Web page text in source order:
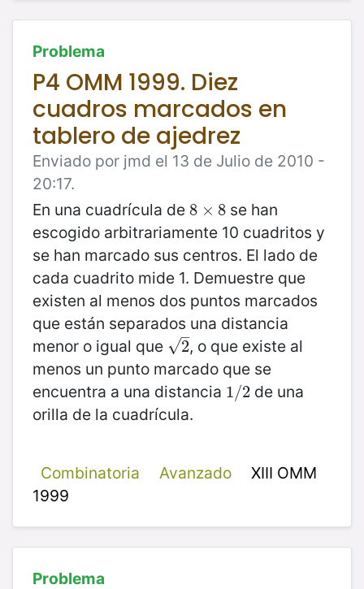
Problema
P4 OMM 1999. Diez
cuadros marcados en
tablero de ajedrez
Enviado por jmd el 13 de Julio de 2010 -
20:17.
En una cuadrícula de 8 × 8
8 ×8 se han
escogido arbitrariamente 10 cuadritos y
se han marcado sus centros. El lado de
cada cuadrito mide 1. Demuestre que
existen al menos dos puntos marcados
que están separados una distancia
menor o igual que
2
–
√
2
, o que existe al
menos un punto marcado que se
encuentra a una distancia 1/2
1/2de una
orilla de la cuadrícula.
Combinatoria Avanzado
XIII OMM
1999
Problema